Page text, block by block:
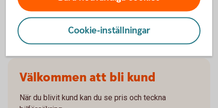
Vilka bilar har en vagnskadegaranti?
Välkommen att bli kund
När du blivit kund kan du se pris och teckna
Cookie-inställningar